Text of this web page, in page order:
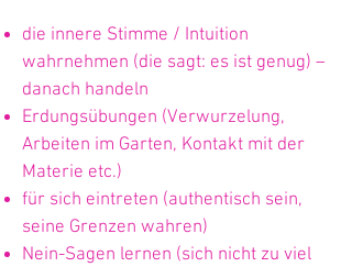
die innere Stimme / Intuition
wahrnehmen (die sagt: es ist genug) –
danach handeln
Erdungsübungen (Verwurzelung,
Arbeiten im Garten, Kontakt mit der
Materie etc.)
für sich eintreten (authentisch sein,
seine Grenzen wahren)
Nein-Sagen lernen (sich nicht zu viel